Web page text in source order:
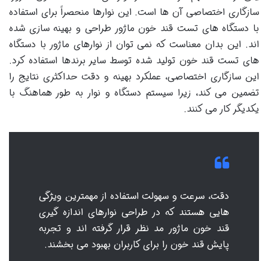
سازگاری اختصاصی آن ها است. این نوارها منحصراً برای استفاده
با دستگاه های تست قند خون ماژور طراحی و بهینه سازی شده
اند. این بدان معناست که نمی توان از نوارهای ماژور با دستگاه
های تست قند خون تولید شده توسط سایر برندها استفاده کرد.
این سازگاری اختصاصی، عملکرد بهینه و دقت حداکثری نتایج را
تضمین می کند، زیرا سیستم دستگاه و نوار به طور هماهنگ با
یکدیگر کار می کنند.
دقت، سرعت و سهولت استفاده از مهمترین ویژگی
هایی هستند که در طراحی نوارهای اندازه گیری
قند خون ماژور مد نظر قرار گرفته اند و تجربه
پایش قند خون را برای کاربران بهبود می بخشند.